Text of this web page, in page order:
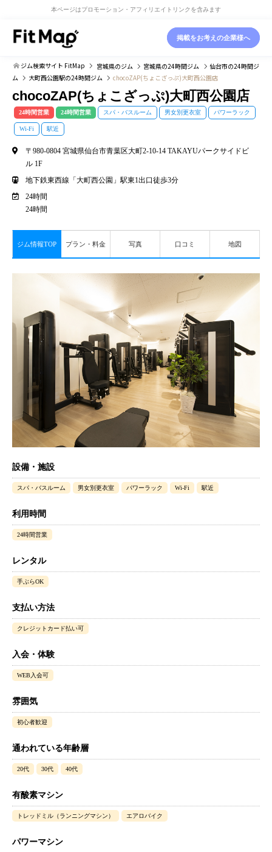
本ページはプロモーション・アフィリエイトリンクを含みます
掲載をお考えの企業様へ
ジム検索サイト FitMap 宮城県のジム 宮城県の24時間ジム 仙台市の24時間ジ
ム
大町西公園駅の24時間ジム chocoZAP(ちょこざっぷ)大町西公園店
chocoZAP(ちょこざっぷ)大町西公園店
24時間営業 24時間営業 スパ・バスルーム 男女別更衣室 パワーラック
Wi-Fi 駅近
〒980-0804 宮城県仙台市青葉区大町2-10-14 TAKAYUパークサイドビ
ル 1F
地下鉄東西線「大町西公園」駅東1出口徒歩3分
24時間
24時間
ジム情報TOP プラン・料金 写真 口コミ 地図
設備・施設
スパ・バスルーム 男女別更衣室 パワーラック Wi-Fi 駅近
利用時間
24時間営業
レンタル
手ぶらOK
支払い方法
クレジットカード払い可
入会・体験
WEB入会可
雰囲気
初心者歓迎
通われている年齢層
20代 30代 40代
有酸素マシン
トレッドミル（ランニングマシン） エアロバイク
パワーマシン